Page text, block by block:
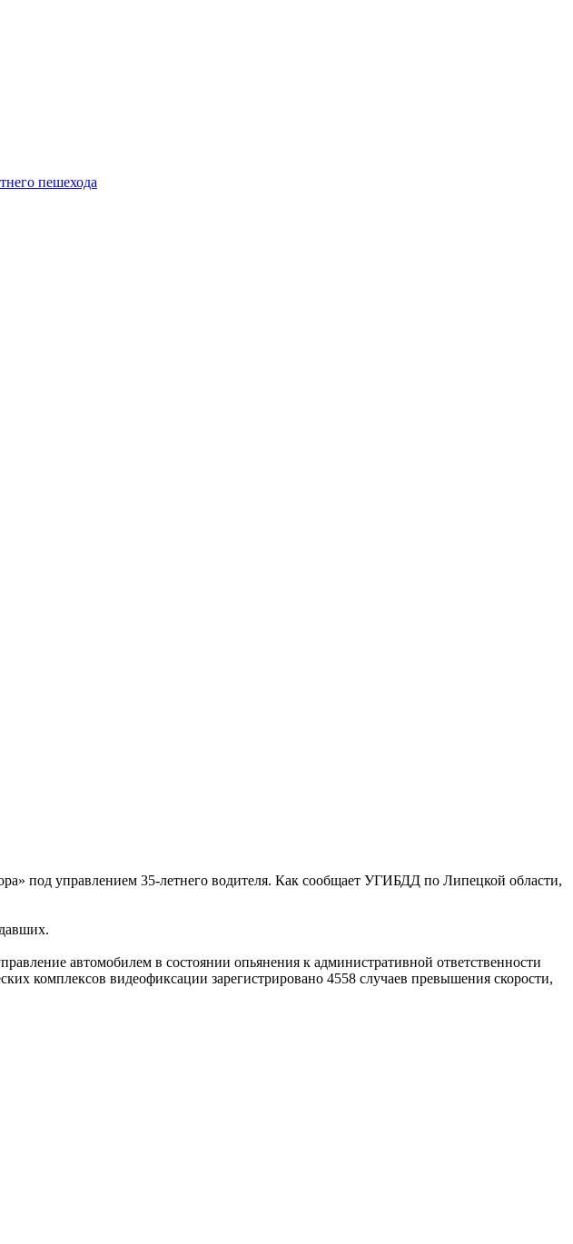
пешехода
под управлением 35-летнего водителя. Как сообщает УГИБДД по Липецкой области,
автомобилем в состоянии опьянения к административной ответственности
комплексов видеофиксации зарегистрировано 4558 случаев превышения скорости,